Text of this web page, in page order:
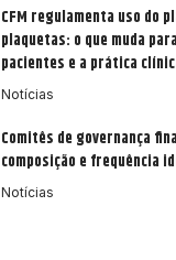
CFM regulamenta uso do
plaquetas: o que muda
pacientes e a prática
Notícias
Comitês de governança
composição e frequência
Notícias